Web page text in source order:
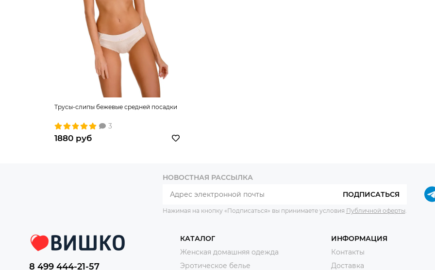
Трусы-слипы бежевые средней посадки
3
1880 руб
НОВОСТНАЯ РАССЫЛКА
ПОДПИСАТЬСЯ
Нажимая на кнопку «Подписаться» вы принимаете условия Публичной оферты.
8 499 444-21-57
КАТАЛОГ
Женская домашняя одежда
Эротическое белье
ИНФОРМАЦИЯ
Контакты
Доставка